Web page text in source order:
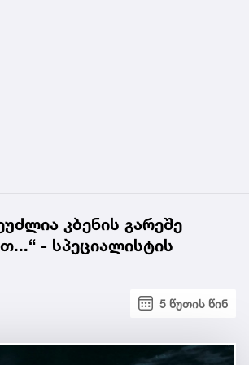
კბენის გარეშე
- სპეციალისტის
5 წუთის წინ